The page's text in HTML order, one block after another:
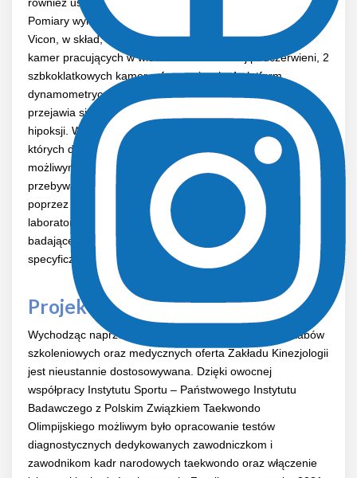
Pomiary wykonywane są przy użyciu systemu wizyjnego
Vicon, w skład, którego wchodzi 10 szybkoklatkowych
kamer pracujących w widmie światła bliskiej podczerwieni, 2
szbkoklatkowych kamer referencyjnych, 4 platform
dynamometrycznych. Postępująca rozbudowa zakładu
przejawia się w utworzonym w ostatnim czasie laboratorium
hipoksji. W jego skład wchodzą dwa pomieszczenia, w
których dzięki zastosowaniu odpowiedniej aparatury
możliwym jest wytworzenie warunków symulujących
przebywanie na znacznych wysokościach. Odbywa się to
poprzez regulację ilości tlenu w pomieszczeniach
laboratoryjnych. Obecnie prowadzone są badania naukowe
badające zdolności do wykonywania wysiłków w
specyficznych warunkach środowiskowych.
Projekty i inne działania
Wychodząc naprzeciw oczekiwaniom sportowców, sztabów
szkoleniowych oraz medycznych oferta Zakładu Kinezjologii
jest nieustannie dostosowywana. Dzięki owocnej
współpracy Instytutu Sportu – Państwowego Instytutu
Badawczego z Polskim Związkiem Taekwondo
Olimpijskiego możliwym było opracowanie testów
diagnostycznych dedykowanych zawodniczkom i
zawodnikom kadr narodowych taekwondo oraz włączenie